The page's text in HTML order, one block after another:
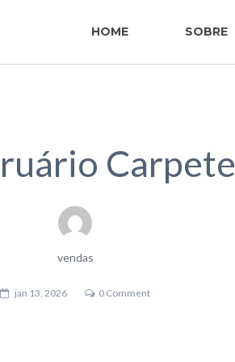
HOME SOBRE
Carpete
vendas
jan 13, 2026 0 Comment